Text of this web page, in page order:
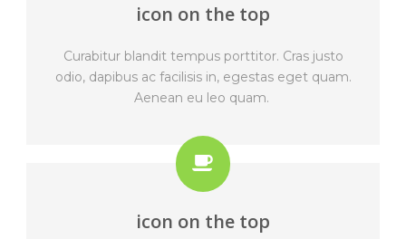
icon on the top
Curabitur blandit tempus porttitor. Cras justo
odio, dapibus ac facilisis in, egestas eget quam.
Aenean eu leo quam.
icon on the top